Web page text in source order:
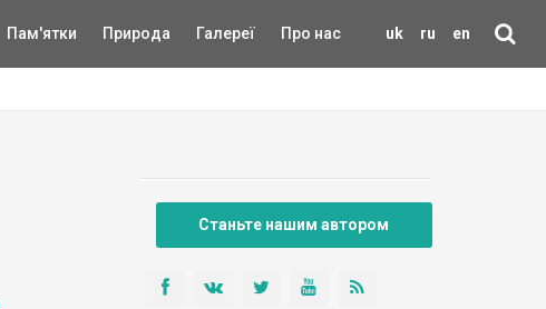
uk ru en
Пам'ятки Природа Галереї Про нас
Станьте нашим автором